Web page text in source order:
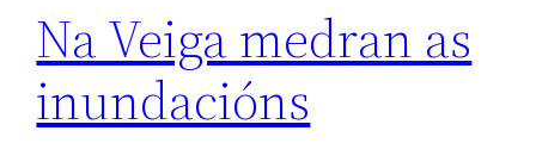
Na Veiga medran as
inundacións